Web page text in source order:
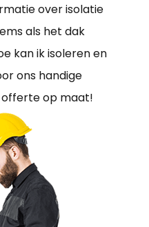
over isolatie
als het dak
kan ik isoleren en
ons handige
op maat!